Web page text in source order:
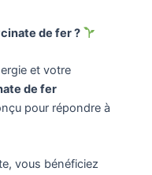
de fer ?
et votre
de fer
pour répondre à
vous bénéficiez